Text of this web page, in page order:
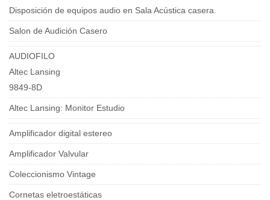
Disposición de equipos audio en Sala Acústica casera.
Salon de Audición Casero
AUDIOFILO
Altec Lansing
9849-8D
Altec Lansing: Monitor Estudio
Amplificador digital estereo
Amplificador Valvular
Coleccionismo Vintage
Cornetas eletroestáticas